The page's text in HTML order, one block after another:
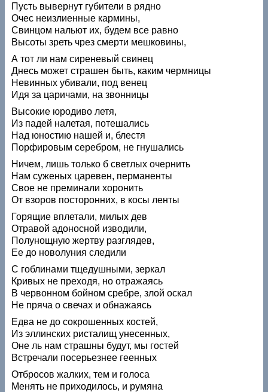
Пусть вывернут губители в рядно
Очес неизлиенные кармины,
Свинцом нальют их, будем все равно
Высоты зреть чрез смерти мешковины,
А тот ли нам сиреневый свинец
Днесь может страшен быть, каким чермницы
Невинных убивали, под венец
Идя за царичами, на звонницы
Высокие юродиво летя,
Из падей налетая, потешались
Над юностию нашей и, блестя
Порфировым серебром, не гнушались
Ничем, лишь только б светлых очернить
Нам суженых царевен, перманенты
Свое не преминали хоронить
От взоров посторонних, в косы ленты
Горящие вплетали, милых дев
Отравой адоносной изводили,
Полунощную жертву разглядев,
Ее до новолуния следили
С гоблинами тщедушными, зеркал
Кривых не преходя, но отражаясь
В червонном бойном сребре, злой оскал
Не пряча о свечах и обнажаясь
Едва не до сокрошенных костей,
Из эллинских ристалищ унесенных,
Оне ль нам страшны будут, мы гостей
Встречали посерьезнее геенных
Отбросов жалких, тем и голоса
Менять не приходилось, и румяна